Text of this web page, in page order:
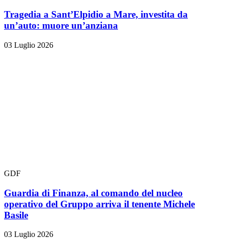
Tragedia a Sant’Elpidio a Mare, investita da
un’auto: muore un’anziana
03 Luglio 2026
GDF
Guardia di Finanza, al comando del nucleo
operativo del Gruppo arriva il tenente Michele
Basile
03 Luglio 2026